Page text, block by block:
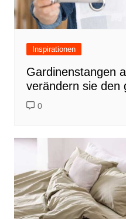
Inspirationen
Gardinenstangen
verändern sie den
0